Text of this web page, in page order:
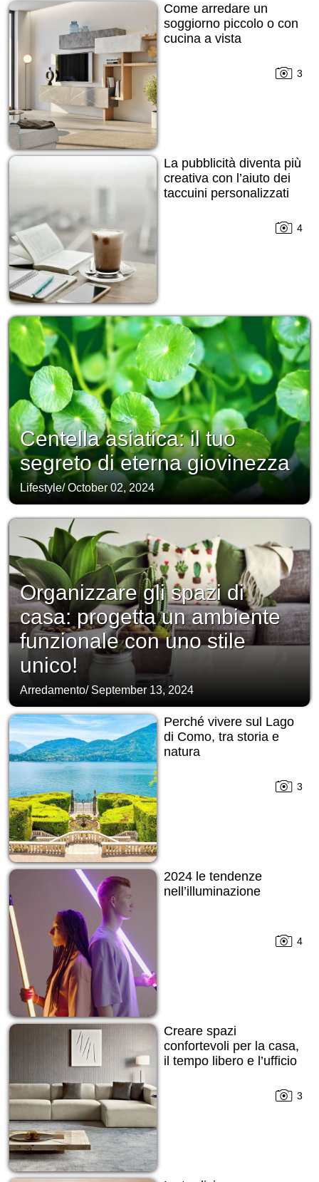
Come arredare un
soggiorno piccolo o con
cucina a vista
3
La pubblicità diventa più
creativa con l’aiuto dei
taccuini personalizzati
4
Centella asiatica: il tuo
segreto di eterna giovinezza
Lifestyle/October 02, 2024
Organizzare gli spazi di
casa: progetta un ambiente
funzionale con uno stile
unico!
Arredamento/ September 13, 2024
Perché vivere sul Lago
di Como, tra storia e
natura
3
2024 le tendenze
nell’illuminazione
4
Creare spazi
confortevoli per la casa,
il tempo libero e l’ufficio
3